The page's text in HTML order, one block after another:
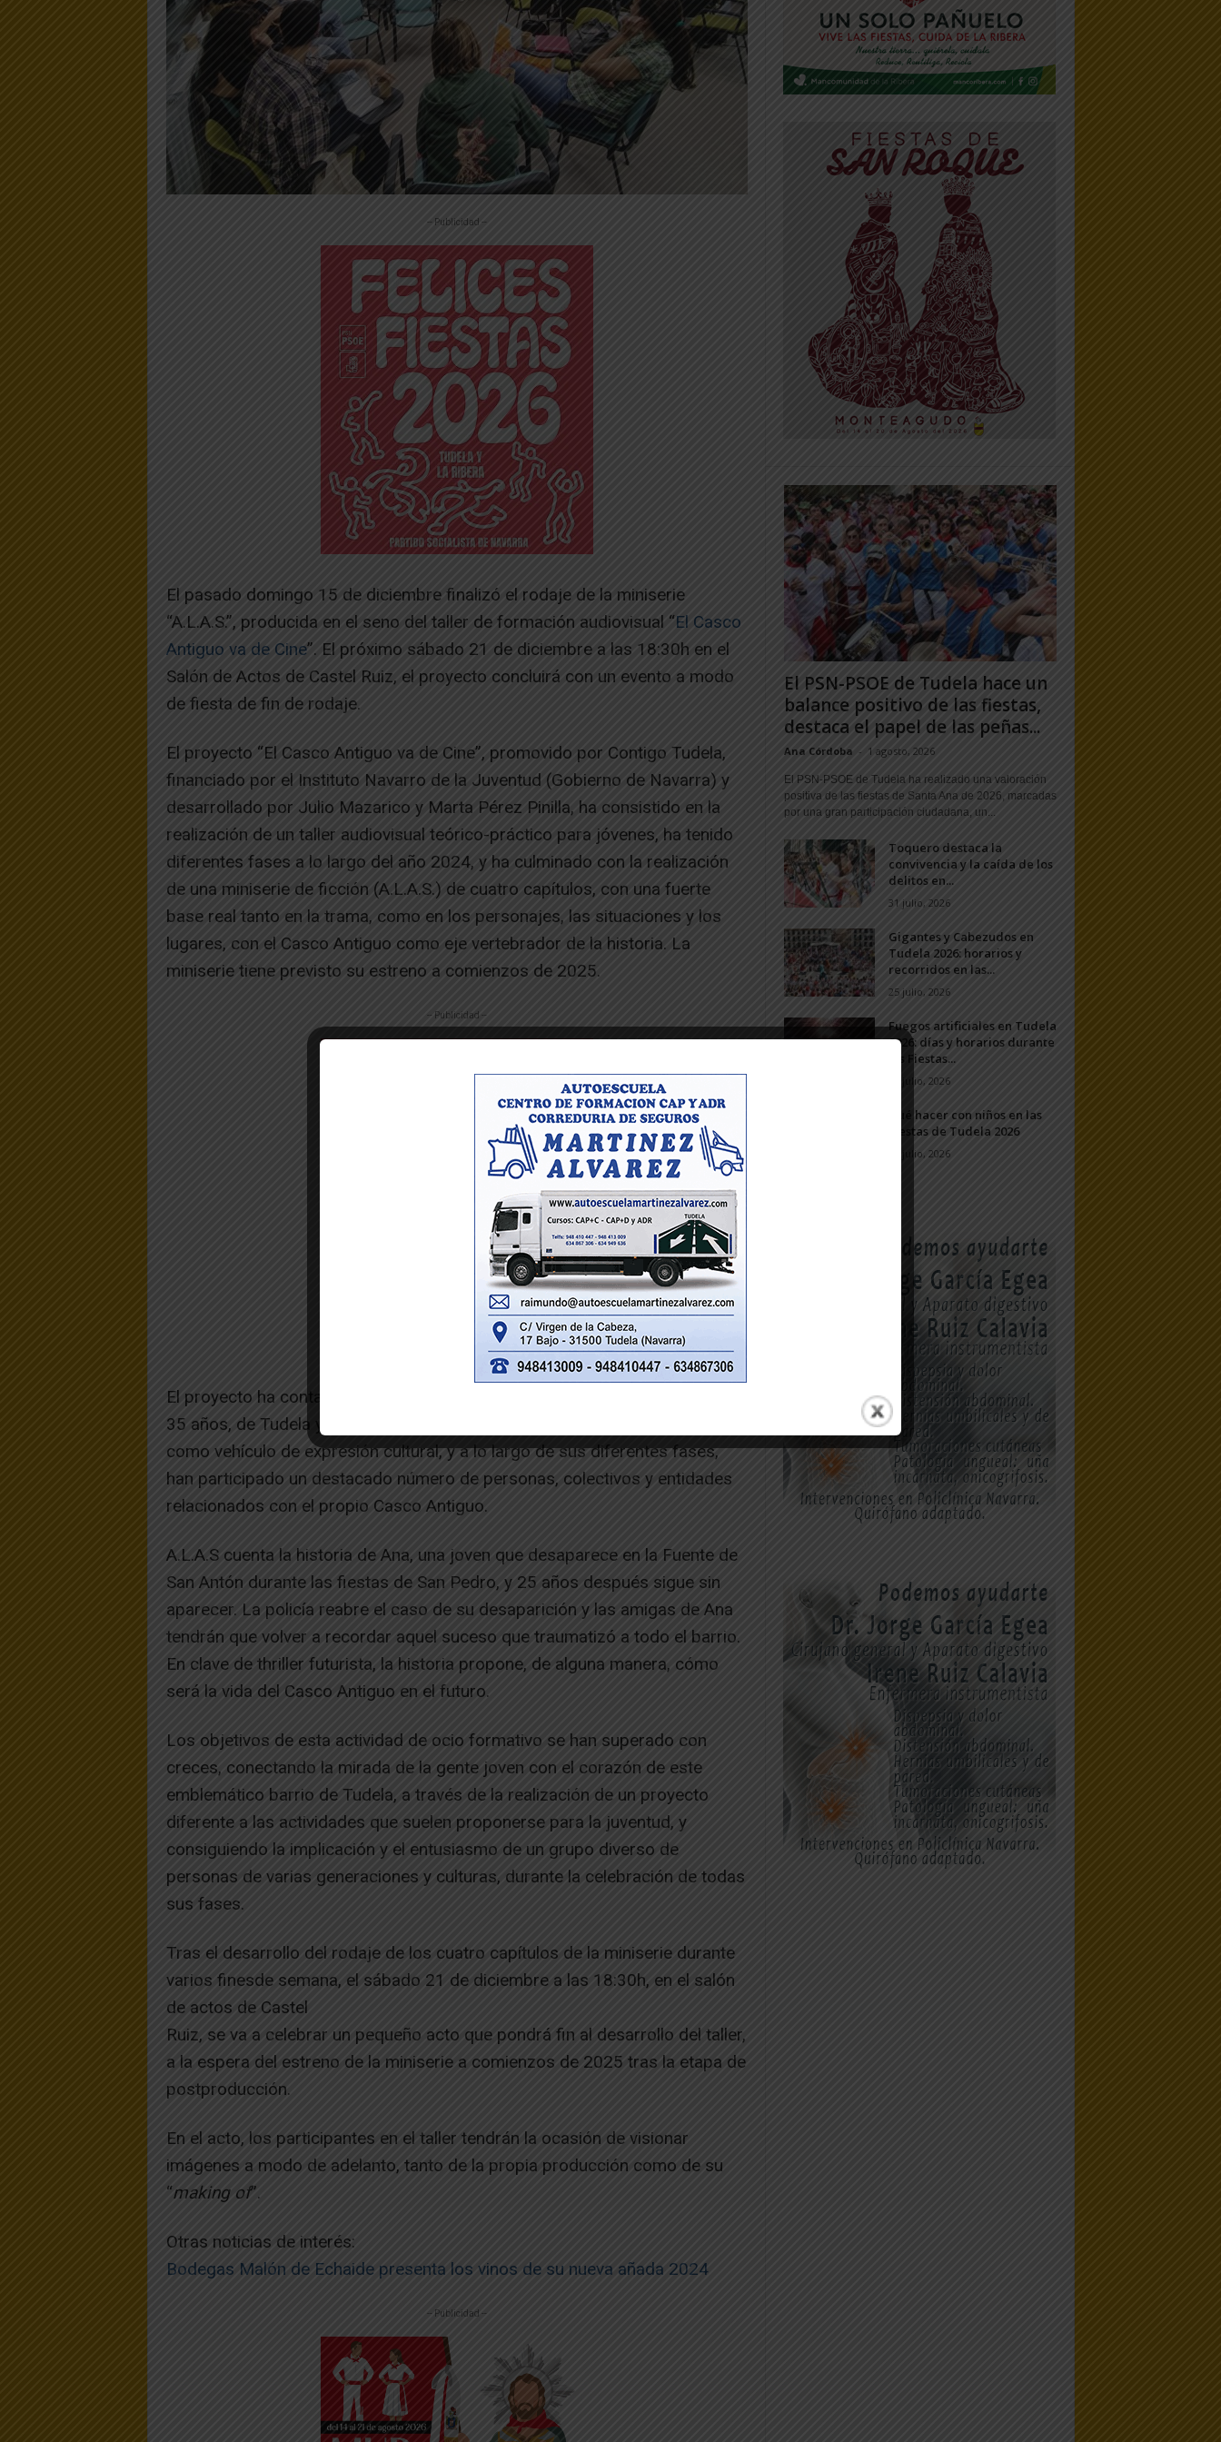
-- Publicidad --
El pasado domingo 15 de diciembre finalizó el rodaje de la miniserie
“A.L.A.S.”, producida en el seno del taller de formación audiovisual “El Casco
Antiguo va de Cine”. El próximo sábado 21 de diciembre a las 18:30h en el
Salón de Actos de Castel Ruiz, el proyecto concluirá con un evento a modo
de fiesta de fin de rodaje.
El proyecto “El Casco Antiguo va de Cine”, promovido por Contigo Tudela,
financiado por el Instituto Navarro de la Juventud (Gobierno de Navarra) y
desarrollado por Julio Mazarico y Marta Pérez Pinilla, ha consistido en la
realización de un taller audiovisual teórico-práctico para jóvenes, ha tenido
diferentes fases a lo largo del año 2024, y ha culminado con la realización
de una miniserie de ficción (A.L.A.S.) de cuatro capítulos, con una fuerte
base real tanto en la trama, como en los personajes, las situaciones y los
lugares, con el Casco Antiguo como eje vertebrador de la historia. La
miniserie tiene previsto su estreno a comienzos de 2025.
-- Publicidad --
El proyecto ha contado con la participación de más de 30 jóvenes de 14 a
35 años, de Tudela y la Ribera, con motivación e interés por el audiovisual
como vehículo de expresión cultural, y a lo largo de sus diferentes fases,
han participado un destacado número de personas, colectivos y entidades
relacionados con el propio Casco Antiguo.
A.L.A.S cuenta la historia de Ana, una joven que desaparece en la Fuente de
San Antón durante las fiestas de San Pedro, y 25 años después sigue sin
aparecer. La policía reabre el caso de su desaparición y las amigas de Ana
tendrán que volver a recordar aquel suceso que traumatizó a todo el barrio.
En clave de thriller futurista, la historia propone, de alguna manera, cómo
será la vida del Casco Antiguo en el futuro.
Los objetivos de esta actividad de ocio formativo se han superado con
creces, conectando la mirada de la gente joven con el corazón de este
emblemático barrio de Tudela, a través de la realización de un proyecto
diferente a las actividades que suelen proponerse para la juventud, y
consiguiendo la implicación y el entusiasmo de un grupo diverso de
personas de varias generaciones y culturas, durante la celebración de todas
sus fases.
Tras el desarrollo del rodaje de los cuatro capítulos de la miniserie durante
varios finesde semana, el sábado 21 de diciembre a las 18:30h, en el salón
de actos de Castel
Ruiz, se va a celebrar un pequeño acto que pondrá fin al desarrollo del taller,
a la espera del estreno de la miniserie a comienzos de 2025 tras la etapa de
postproducción.
En el acto, los participantes en el taller tendrán la ocasión de visionar
imágenes a modo de adelanto, tanto de la propia producción como de su
“making of”.
Otras noticias de interés:
Bodegas Malón de Echaide presenta los vinos de su nueva añada 2024
-- Publicidad --
El PSN-PSOE de Tudela hace un
balance positivo de las fiestas,
destaca el papel de las peñas...
Ana Córdoba - 1 agosto, 2026
El PSN-PSOE de Tudela ha realizado una valoración
positiva de las fiestas de Santa Ana de 2026, marcadas
por una gran participación ciudadana, un...
Toquero destaca la
convivencia y la caída de los
delitos en...
31 julio, 2026
Gigantes y Cabezudos en
Tudela 2026: horarios y
recorridos en las...
25 julio, 2026
Fuegos artificiales en Tudela
2026: días y horarios durante
las Fiestas...
24 julio, 2026
Qué hacer con niños en las
Fiestas de Tudela 2026
23 julio, 2026